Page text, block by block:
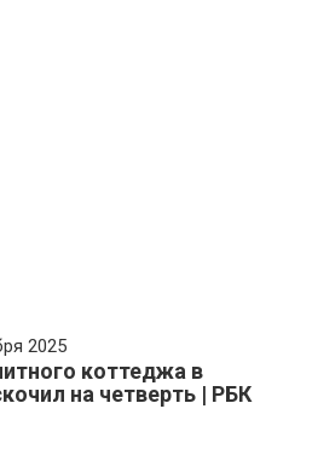
2025
коттеджа в
на четверть | РБК